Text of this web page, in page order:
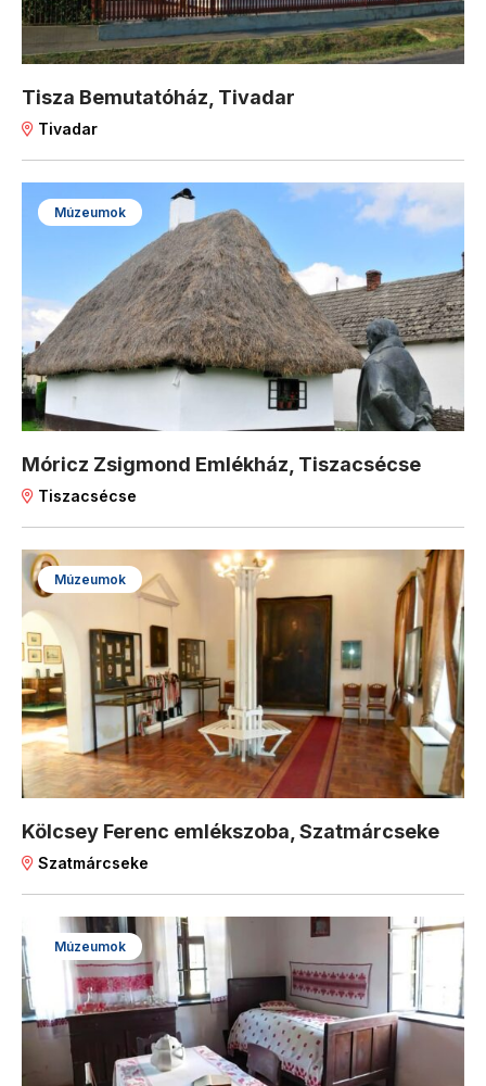
Tisza Bemutatóház, Tivadar
Tivadar
Múzeumok
Móricz Zsigmond Emlékház, Tiszacsécse
Tiszacsécse
Múzeumok
Kölcsey Ferenc emlékszoba, Szatmárcseke
Szatmárcseke
Múzeumok